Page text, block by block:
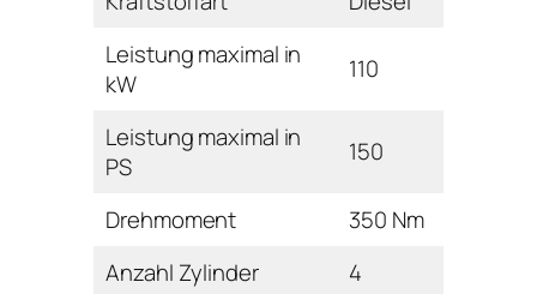
Leistung maximal in
kW
110
Leistung maximal in
PS
150
Drehmoment
350 Nm
Anzahl Zylinder
4